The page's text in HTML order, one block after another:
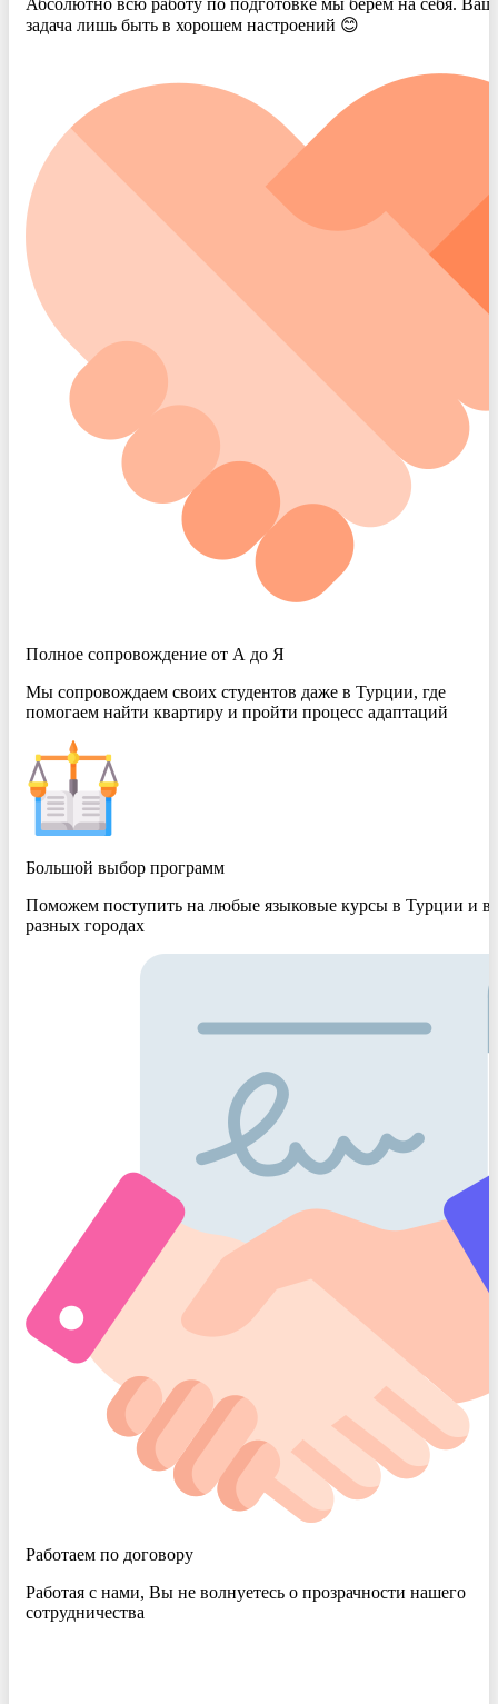
Абсолютно всю работу по подготовке мы берем на себя.
задача лишь быть в хорошем настроений 😊
Полное сопровождение от А до Я
Мы сопровождаем своих студентов даже в Турции, где
помогаем найти квартиру и пройти процесс адаптаций
Большой выбор программ
Поможем поступить на любые языковые курсы в Турции и в
разных городах
Работаем по договору
Работая с нами, Вы не волнуетесь о прозрачности нашего
сотрудничества